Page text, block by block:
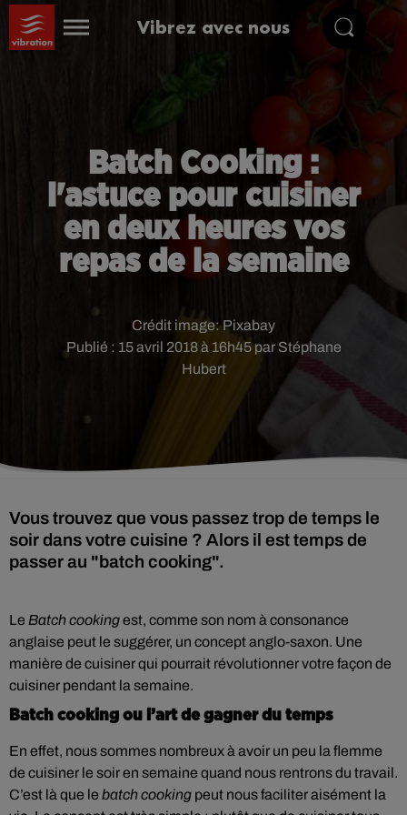
Vibrez avec nous
Batch Cooking :
l'astuce pour cuisiner
en deux heures vos
repas de la semaine
Publié : 15 avril 2018 à 16h45 par Stéphane
Hubert
Crédit image:Pixabay
Vous trouvez que vous passez trop de temps le
soir dans votre cuisine ? Alors il est temps de
passer au "batch cooking".
Le Batch cookingest, comme son nom à consonance
anglaise peut le suggérer, un concept anglo-saxon. Une
manière de cuisiner qui pourrait révolutionner votre façon de
cuisiner pendant la semaine.
Batch cooking ou l’art de gagner du temps
En effet, nous sommes nombreux à avoir un peu la flemme
de cuisiner le soir en semaine quand nous rentrons du travail.
C’est là que le batch cooking peut nous faciliter aisément la